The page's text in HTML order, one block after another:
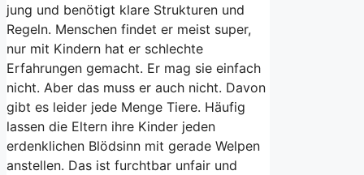
jung und benötigt klare Strukturen und
Regeln. Menschen findet er meist super,
nur mit Kindern hat er schlechte
Erfahrungen gemacht. Er mag sie einfach
nicht. Aber das muss er auch nicht. Davon
gibt es leider jede Menge Tiere. Häufig
lassen die Eltern ihre Kinder jeden
erdenklichen Blödsinn mit gerade Welpen
anstellen. Das ist furchtbar unfair und